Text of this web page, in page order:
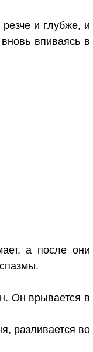
и глубже, и
впиваясь в
а после они
Он врывается в
разливается во